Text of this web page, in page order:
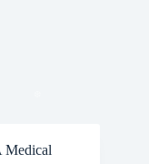
Medical